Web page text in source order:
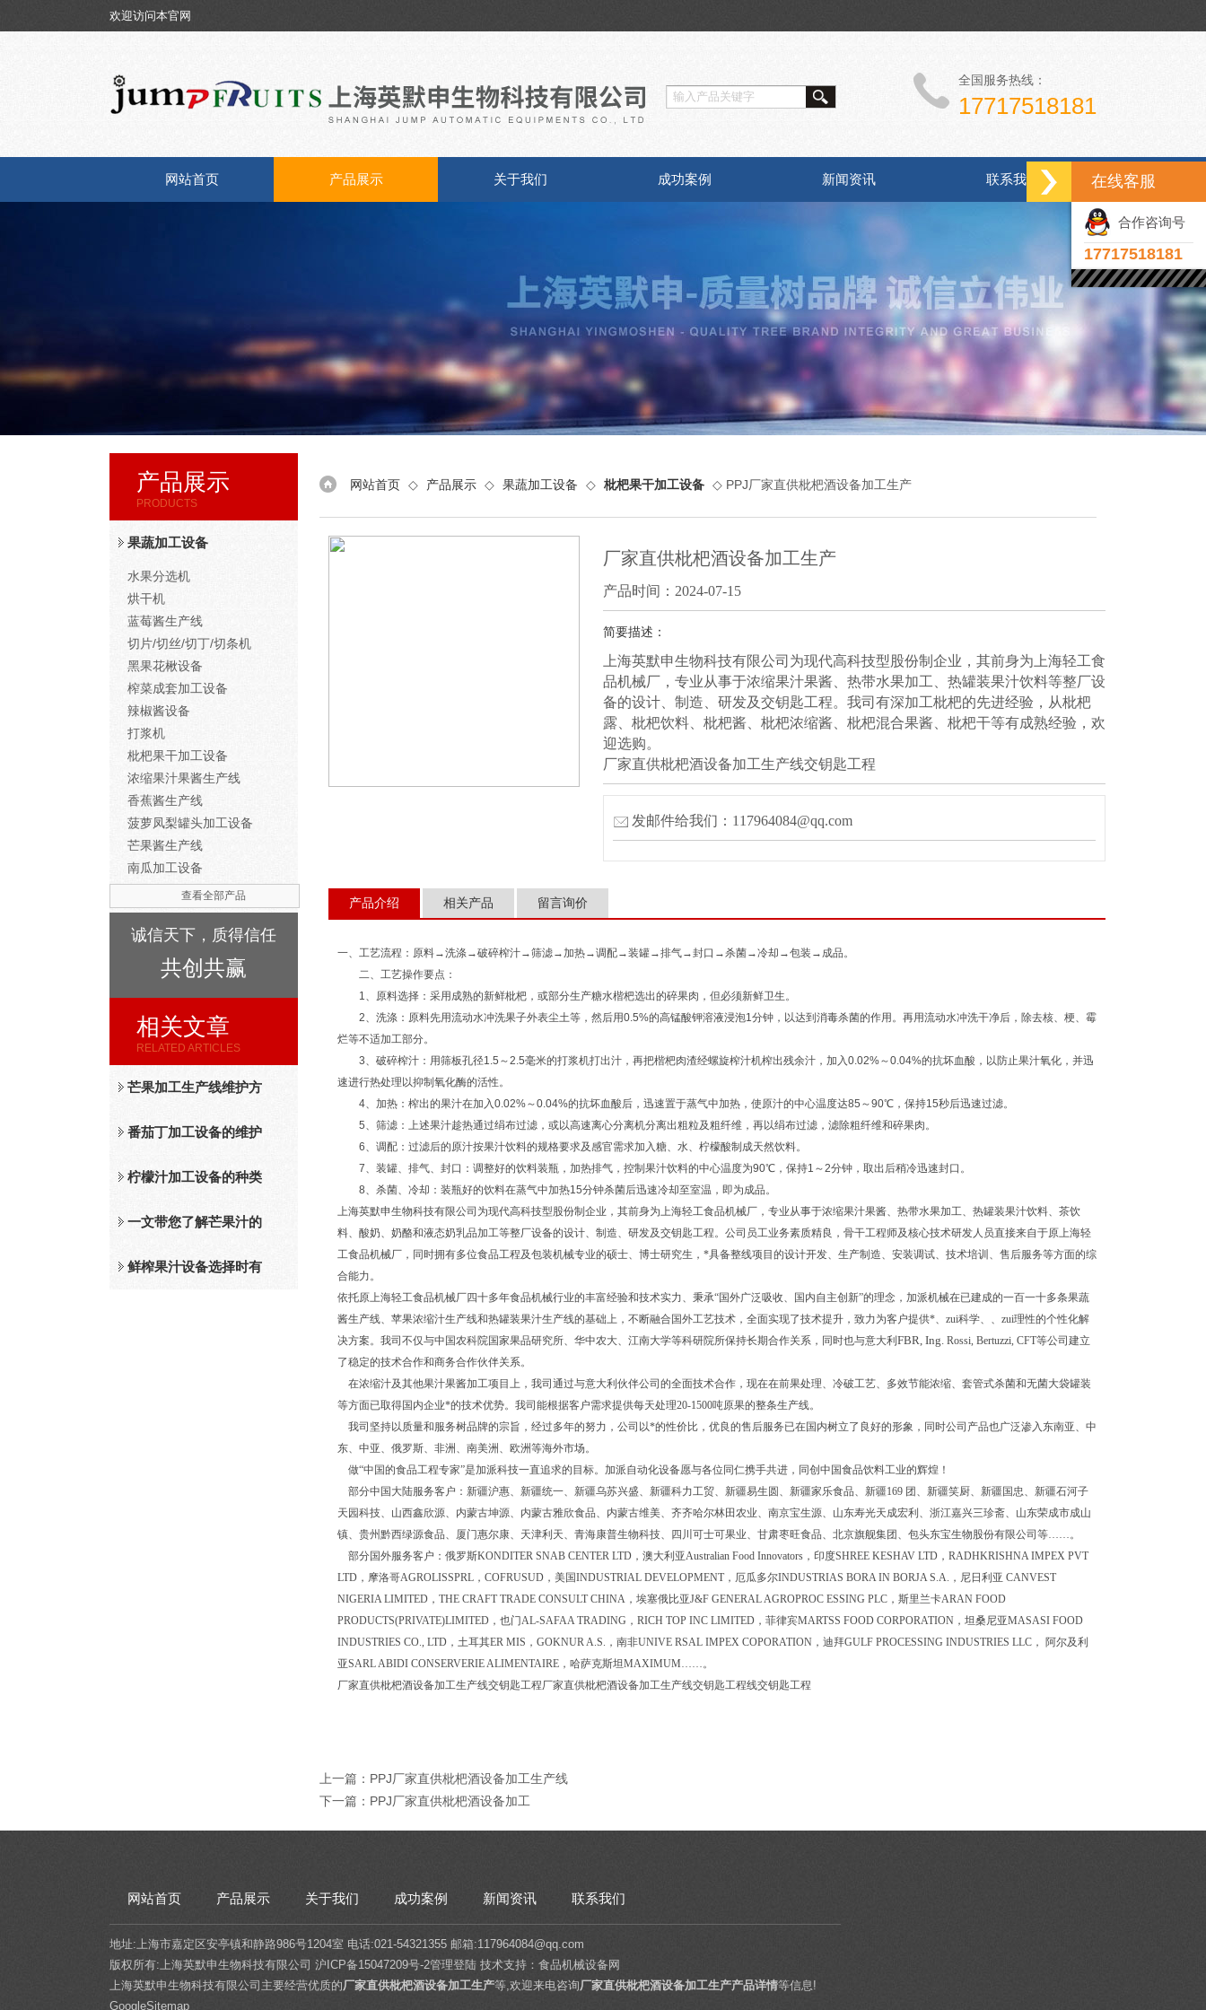
欢迎访问本官网
全国服务热线：
17717518181
网站首页 产品展示 关于我们 成功案例 新闻资讯 联系我们
产品展示
PRODUCTS
果蔬加工设备
水果分选机
烘干机
蓝莓酱生产线
切片/切丝/切丁/切条机
黑果花楸设备
榨菜成套加工设备
辣椒酱设备
打浆机
枇杷果干加工设备
浓缩果汁果酱生产线
香蕉酱生产线
菠萝凤梨罐头加工设备
芒果酱生产线
南瓜加工设备
查看全部产品
诚信天下，质得信任
共创共赢
相关文章
RELATED ARTICLES
芒果加工生产线维护方
法
番茄丁加工设备的维护
保养措施分析
柠檬汁加工设备的种类
及工作原理介绍
一文带您了解芒果汁的
整套设备和工作流程
鲜榨果汁设备选择时有
网站首页 ◇ 产品展示 ◇ 果蔬加工设备 ◇ 枇杷果干加工设备 ◇ PPJ厂家直供枇杷酒设备加工生产
厂家直供枇杷酒设备加工生产
产品时间：2024-07-15
简要描述：
上海英默申生物科技有限公司为现代高科技型股份制企业，其前身为上海轻工食
品机械厂，专业从事于浓缩果汁果酱、热带水果加工、热罐装果汁饮料等整厂设
备的设计、制造、研发及交钥匙工程。我司有深加工枇杷的先进经验，从枇杷
露、枇杷饮料、枇杷酱、枇杷浓缩酱、枇杷混合果酱、枇杷干等有成熟经验，欢
迎选购。
厂家直供枇杷酒设备加工生产线交钥匙工程
发邮件给我们：117964084@qq.com
产品介绍 相关产品 留言询价
一、工艺流程：原料→洗涤→破碎榨汁→筛滤→加热→调配→装罐→排气→封口→杀菌→冷却→包装→成品。
二、工艺操作要点：
1、原料选择：采用成熟的新鲜枇杷，或部分生产糖水楷杷选出的碎果肉，但必须新鲜卫生。
2、洗涤：原料先用流动水冲洗果子外表尘土等，然后用0.5%的高锰酸钾溶液浸泡1分钟，以达到消毒杀菌的作用。再用流动水冲洗干净后，除去核、梗、霉
烂等不适加工部分。
3、破碎榨汁：用筛板孔径1.5～2.5毫米的打浆机打出汁，再把楷杷肉渣经螺旋榨汁机榨出残余汁，加入0.02%～0.04%的抗坏血酸，以防止果汁氧化，并迅
速进行热处理以抑制氧化酶的活性。
4、加热：榨出的果汁在加入0.02%～0.04%的抗坏血酸后，迅速置于蒸气中加热，使原汁的中心温度达85～90℃，保持15秒后迅速过滤。
5、筛滤：上述果汁趁热通过绢布过滤，或以高速离心分离机分离出粗粒及粗纤维，再以绢布过滤，滤除粗纤维和碎果肉。
6、调配：过滤后的原汁按果汁饮料的规格要求及感官需求加入糖、水、柠檬酸制成天然饮料。
7、装罐、排气、封口：调整好的饮料装瓶，加热排气，控制果汁饮料的中心温度为90℃，保持1～2分钟，取出后稍冷迅速封口。
8、杀菌、冷却：装瓶好的饮料在蒸气中加热15分钟杀菌后迅速冷却至室温，即为成品。
上海英默申生物科技有限公司为现代高科技型股份制企业，其前身为上海轻工食品机械厂，专业从事于浓缩果汁果酱、热带水果加工、热罐装果汁饮料、茶饮
料、酸奶、奶酪和液态奶乳品加工等整厂设备的设计、制造、研发及交钥匙工程。公司员工业务素质精良，骨干工程师及核心技术研发人员直接来自于原上海轻
工食品机械厂，同时拥有多位食品工程及包装机械专业的硕士、博士研究生，*具备整线项目的设计开发、生产制造、安装调试、技术培训、售后服务等方面的综
合能力。
依托原上海轻工食品机械厂四十多年食品机械行业的丰富经验和技术实力、秉承“国外广泛吸收、国内自主创新”的理念，加派机械在已建成的一百一十多条果蔬
酱生产线、苹果浓缩汁生产线和热罐装果汁生产线的基础上，不断融合国外工艺技术，全面实现了技术提升，致力为客户提供*、zui科学、、zui理性的个性化解
决方案。我司不仅与中国农科院国家果品研究所、华中农大、江南大学等科研院所保持长期合作关系，同时也与意大利 FBR, Ing. Rossi, Bertuzzi, CFT等公司建立
了稳定的技术合作和商务合作伙伴关系。
在浓缩汁及其他果汁果酱加工项目上，我司通过与意大利伙伴公司的全面技术合作，现在在前果处理、冷破工艺、多效节能浓缩、套管式杀菌和无菌大袋罐装
等方面已取得国内企业*的技术优势。我司能根据客户需求提供每天处理20-1500吨原果的整条生产线。
我司坚持以质量和服务树品牌的宗旨，经过多年的努力，公司以*的性价比，优良的售后服务已在国内树立了良好的形象，同时公司产品也广泛渗入东南亚、中
东、中亚、俄罗斯、非洲、南美洲、欧洲等海外市场。
做“中国的食品工程专家”是加派科技一直追求的目标。加派自动化设备愿与各位同仁携手共进，同创中国食品饮料工业的辉煌！
部分中国大陆服务客户：新疆沪惠、新疆统一、新疆乌苏兴盛、新疆科力工贸、新疆易生圆、新疆家乐食品、新疆169 团、新疆笑厨、新疆国忠、新疆石河子
天园科技、山西鑫欣源、内蒙古坤源、内蒙古雅欣食品、内蒙古维美、齐齐哈尔林田农业、南京宝生源、山东寿光天成宏利、浙江嘉兴三珍斋、山东荣成市成山
镇、贵州黔西绿源食品、厦门惠尔康、天津利天、青海康普生物科技、四川可士可果业、甘肃枣旺食品、北京旗舰集团、包头东宝生物股份有限公司等……。
部分国外服务客户：俄罗斯KONDITER SNAB CENTER LTD，澳大利亚Australian Food Innovators，印度SHREE KESHAV LTD，RADHKRISHNA IMPEX PVT
LTD，摩洛哥AGROLISSPRL，COFRUSUD，美国INDUSTRIAL DEVELOPMENT，厄瓜多尔INDUSTRIAS BORA IN BORJA S.A.，尼日利亚 CANVEST
NIGERIA LIMITED ，THE CRAFT TRADE CONSULT CHINA，埃塞俄比亚J&F GENERAL AGROPROC ESSING PLC，斯里兰卡ARAN FOOD
PRODUCTS(PRIVATE)LIMITED，也门AL-SAFAA TRADING，RICH TOP INC LIMITED，菲律宾MARTSS FOOD CORPORATION，坦桑尼亚MASASI FOOD
INDUSTRIES CO., LTD，土耳其ER MIS，GOKNUR A.S.，南非UNIVE RSAL IMPEX COPORATION，迪拜GULF PROCESSING INDUSTRIES LLC， 阿尔及利
亚SARL ABIDI CONSERVERIE ALIMENTAIRE，哈萨克斯坦MAXIMUM……。
厂家直供枇杷酒设备加工生产线交钥匙工程厂家直供枇杷酒设备加工生产线交钥匙工程线交钥匙工程
上一篇： PPJ厂家直供枇杷酒设备加工生产线
下一篇： PPJ厂家直供枇杷酒设备加工
网站首页 产品展示 关于我们 成功案例 新闻资讯 联系我们
地址:上海市嘉定区安亭镇和静路986号1204室 电话:021-54321355 邮箱:117964084@qq.com
版权所有:上海英默申生物科技有限公司 沪ICP备15047209号-2管理登陆 技术支持： 食品机械设备网
上海英默申生物科技有限公司主要经营优质的厂家直供枇杷酒设备加工生产等,欢迎来电咨询厂家直供枇杷酒设备加工生产产品详情等信息!
GoogleSitemap
在线客服
合作咨询号
17717518181